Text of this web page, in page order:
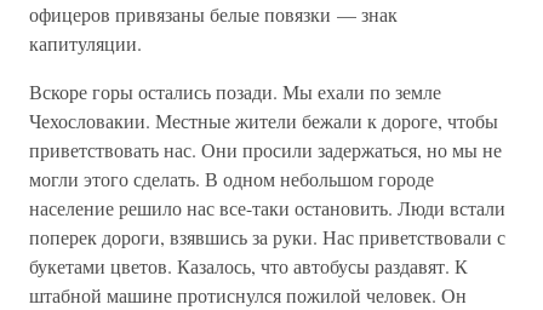
офицеров привязаны белые повязки — знак
капитуляции.
Вскоре горы остались позади. Мы ехали по земле
Чехословакии. Местные жители бежали к дороге, чтобы
приветствовать нас. Они просили задержаться, но мы не
могли этого сделать. В одном небольшом городе
население решило нас все-таки остановить. Люди встали
поперек дороги, взявшись за руки. Нас приветствовали с
букетами цветов. Казалось, что автобусы раздавят. К
штабной машине протиснулся пожилой человек. Он